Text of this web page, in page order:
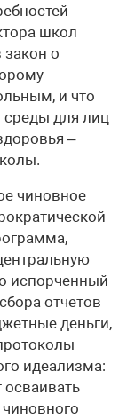
школ
закон о
и что
среды для лиц
–
чиновное
испорченный
отчетов
деньги,
идеализма: